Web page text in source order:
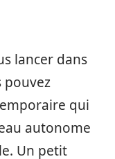
lancer dans
pouvez
qui
autonome
Un petit